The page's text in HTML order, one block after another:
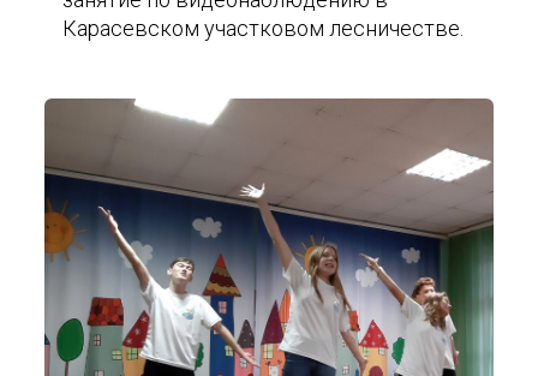
Карасевском участковом лесничестве.